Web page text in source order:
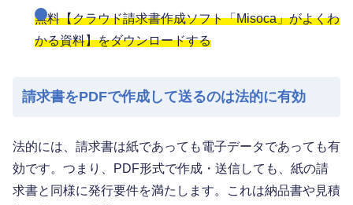
無料【クラウド請求書作成ソフト「Misoca」がよくわ
かる資料】をダウンロードする
請求書をPDFで作成して送るのは法的に有効
法的には、請求書は紙であっても電子データであっても有
効です。つまり、PDF形式で作成・送信しても、紙の請
求書と同様に発行要件を満たします。これは納品書や見積